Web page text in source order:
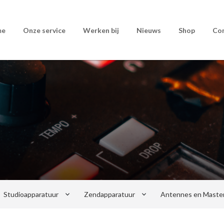
Onze service Werken bij Nieuws Shop
Studioapparatuur keyboard_arrow_down Zendapparatuur keyboard_arrow_down Antennes en